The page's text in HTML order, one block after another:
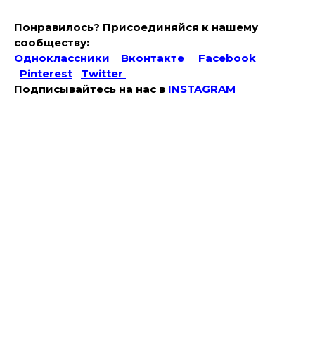
Понравилось? Присоединяйся к нашему
сообществу:
Одноклассники
Вконтакте
Facebook
Pinterest
Twitter
Подписывайтесь на наc в INSTAGRAM